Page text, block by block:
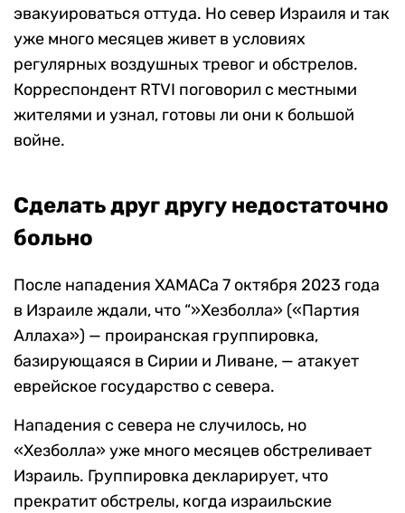
эвакуироваться оттуда. Но север Израиля и так
уже много месяцев живет в условиях
регулярных воздушных тревог и обстрелов.
Корреспондент RTVI поговорил с местными
жителями и узнал, готовы ли они к большой
войне.
Сделать друг другу недостаточно
больно
После нападения ХАМАСа 7 октября 2023 года
в Израиле ждали, что “»Хезболла» («Партия
Аллаха») — проиранская группировка,
базирующаяся в Сирии и Ливане, — атакует
еврейское государство с севера.
Нападения с севера не случилось, но
«Хезболла» уже много месяцев обстреливает
Израиль. Группировка декларирует, что
прекратит обстрелы, когда израильские